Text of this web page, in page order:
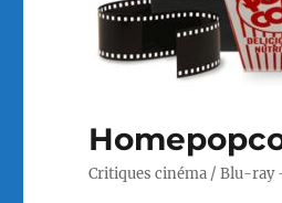
Critiques cinéma / Blu-ray